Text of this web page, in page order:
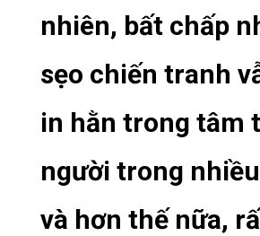
nhiên, bất chấp
sẹo chiến tranh
in hằn trong tâm
người trong
và hơn thế nữa,